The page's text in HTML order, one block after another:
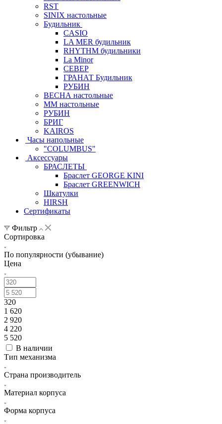
RST
SINIX настольные
Будильник
CASIO
LA MER будильник
RHYTHM будильники
La Minor
СЕВЕР
ГРАНАТ Будильник
РУБИН
ВЕСНА настольные
ММ настольные
РУБИН
БРИГ
KAIROS
Часы напольные
"COLUMBUS"
Аксессуары
БРАСЛЕТЫ
Браслет GEORGE KINI
Браслет GREENWICH
Шкатулки
HIRSH
Сертификаты
Фильтр
Сортировка
По популярности (убывание)
Цена
320
1 620
2 920
4 220
5 520
В наличии
Тип механизма
Страна производитель
Материал корпуса
Форма корпуса